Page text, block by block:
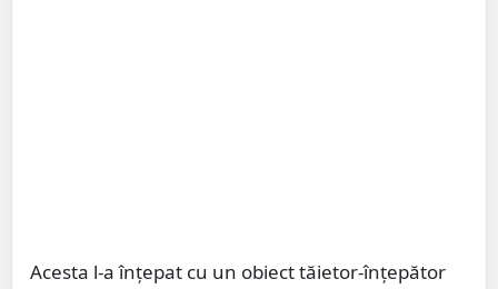
Acesta l-a înțepat cu un obiect tăietor-înțepător